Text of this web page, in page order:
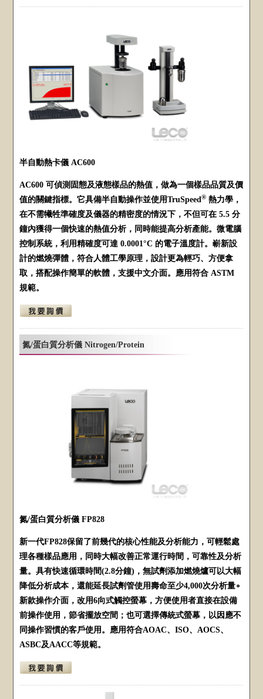
半自動熱卡儀 AC600
AC600 可偵測固態及液態樣品的熱值，做為一個樣品品質及價
值的關鍵指標。它具備半自動操作並使用TruSpeed® 熱力學，
在不需犧牲準確度及儀器的精密度的情況下，不但可在 5.5 分
鐘內獲得一個快速的熱值分析，同時能提高分析產能。微電腦
控制系統，利用精確度可達 0.0001°C 的電子溫度計。嶄新設
計的燃燒彈體，符合人體工學原理，設計更為輕巧、方便拿
取，搭配操作簡單的軟體，支援中文介面。應用符合 ASTM
規範。
氮/蛋白質分析儀 Nitrogen/Protein
氮/蛋白質分析儀 FP828
新一代FP828保留了前幾代的核心性能及分析能力，可輕鬆處
理各種樣品應用，同時大幅改善正常運行時間，可靠性及分析
量。具有快速循環時間(2.8分鐘)，無試劑添加燃燒爐可以大幅
降低分析成本，還能延長試劑管使用壽命至少4,000次分析量∘
新款操作介面，改用6向式觸控螢幕，方便使用者直接在設備
前操作使用，節省擺放空間；也可選擇傳統式螢幕，以因應不
同操作習慣的客戶使用。應用符合AOAC、ISO、AOCS、
ASBC及AACC等規範。